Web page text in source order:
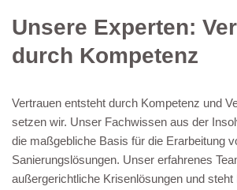
Unsere Experten:
durch Kompetenz
Vertrauen entsteht durch Kompetenz und
setzen wir. Unser Fachwissen aus der
die maßgebliche Basis für die Erarbeitung
Sanierungslösungen. Unser erfahrenes
außergerichtliche Krisenlösungen und steht